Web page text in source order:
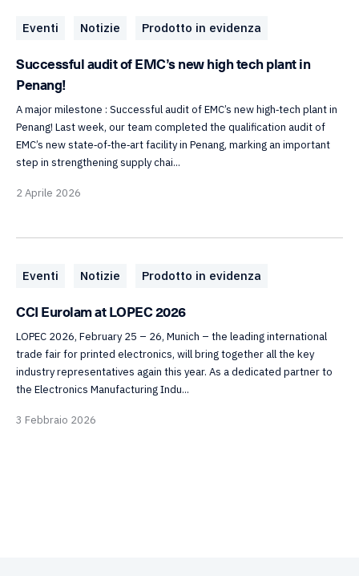
Eventi Notizie Prodotto in evidenza
Successful audit of EMC’s new high tech plant in
Penang!
A major milestone : Successful audit of EMC’s new high‑tech plant in
Penang! Last week, our team completed the qualification audit of
EMC’s new state‑of‑the‑art facility in Penang, marking an important
step in strengthening supply chai...
2 Aprile 2026
Eventi Notizie Prodotto in evidenza
CCI Eurolam at LOPEC 2026
LOPEC 2026, February 25 – 26, Munich – the leading international
trade fair for printed electronics, will bring together all the key
industry representatives again this year. As a dedicated partner to
the Electronics Manufacturing Indu...
3 Febbraio 2026